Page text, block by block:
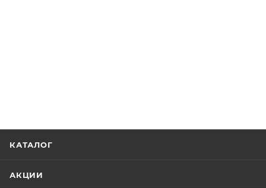
КАТАЛОГ
АКЦИИ